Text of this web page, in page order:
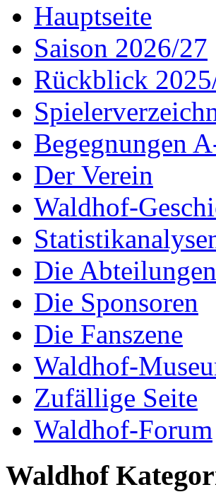
Hauptseite
Saison 2026/27
Rückblick
Begegnungen
Der Verein
Waldhof-
Die Abteilungen
Die Sponsoren
Die Fanszene
Waldhof-
Zufällige Seite
Waldhof-Forum
Waldhof